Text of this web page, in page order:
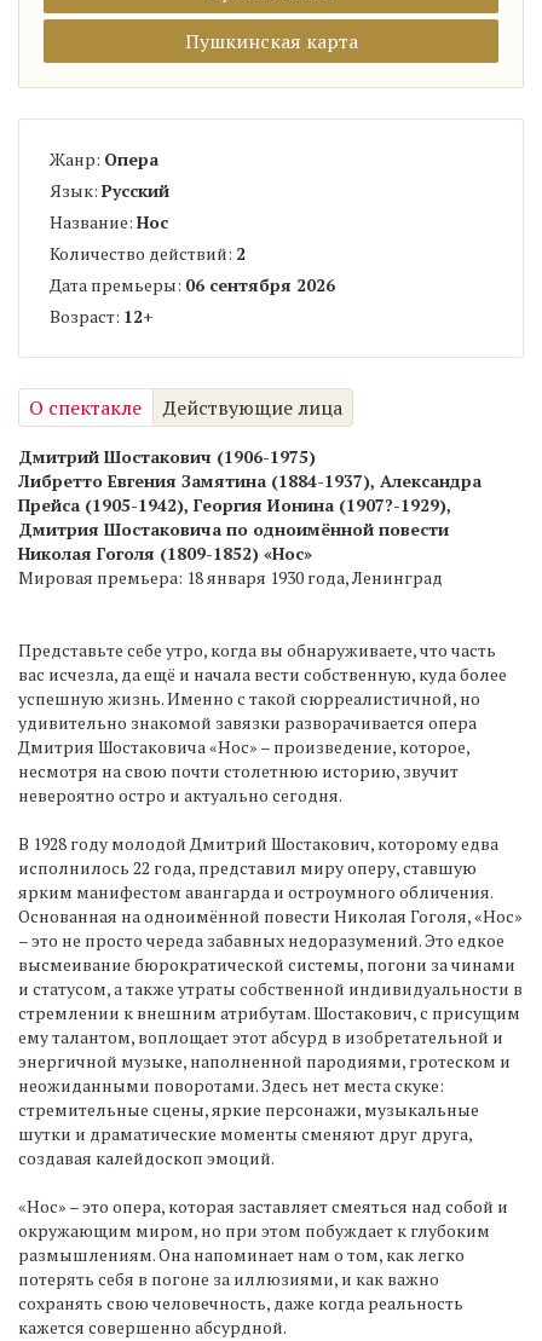
Пушкинская карта
Жанр: Опера
Язык: Русский
Название: Нос
Количество действий: 2
Дата премьеры: 06 сентября 2026
Возраст: 12+
О спектакле Действующие лица
Дмитрий Шостакович (1906-1975)
Либретто Евгения Замятина (1884-1937), Александра
Прейса (1905-1942), Георгия Ионина (1907?-1929),
Дмитрия Шостаковича по одноимённой повести
Николая Гоголя (1809-1852) «Нос»
Мировая премьера: 18 января 1930 года, Ленинград
Представьте себе утро, когда вы обнаруживаете, что часть
вас исчезла, да ещё и начала вести собственную, куда более
успешную жизнь. Именно с такой сюрреалистичной, но
удивительно знакомой завязки разворачивается опера
Дмитрия Шостаковича «Нос» – произведение, которое,
несмотря на свою почти столетнюю историю, звучит
невероятно остро и актуально сегодня.
В 1928 году молодой Дмитрий Шостакович, которому едва
исполнилось 22 года, представил миру оперу, ставшую
ярким манифестом авангарда и остроумного обличения.
Основанная на одноимённой повести Николая Гоголя, «Нос»
– это не просто череда забавных недоразумений. Это едкое
высмеивание бюрократической системы, погони за чинами
и статусом, а также утраты собственной индивидуальности в
стремлении к внешним атрибутам. Шостакович, с присущим
ему талантом, воплощает этот абсурд в изобретательной и
энергичной музыке, наполненной пародиями, гротеском и
неожиданными поворотами. Здесь нет места скуке:
стремительные сцены, яркие персонажи, музыкальные
шутки и драматические моменты сменяют друг друга,
создавая калейдоскоп эмоций.
«Нос» – это опера, которая заставляет смеяться над собой и
окружающим миром, но при этом побуждает к глубоким
размышлениям. Она напоминает нам о том, как легко
потерять себя в погоне за иллюзиями, и как важно
сохранять свою человечность, даже когда реальность
кажется совершенно абсурдной.